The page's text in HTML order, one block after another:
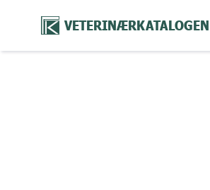
VETERINÆRKATALOGEN